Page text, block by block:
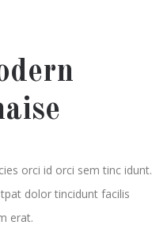
orci id orci sem tinc idunt.
dolor tincidunt facilis
erat.